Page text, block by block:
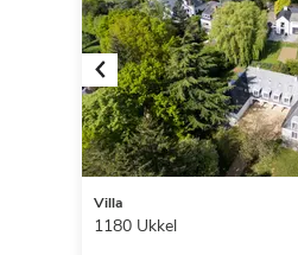
Previous
Villa
1180 Ukkel